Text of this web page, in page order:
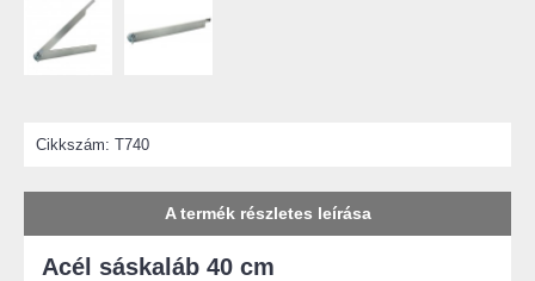
Cikkszám: T740
A termék részletes leírása
Acél sáskaláb 40 cm